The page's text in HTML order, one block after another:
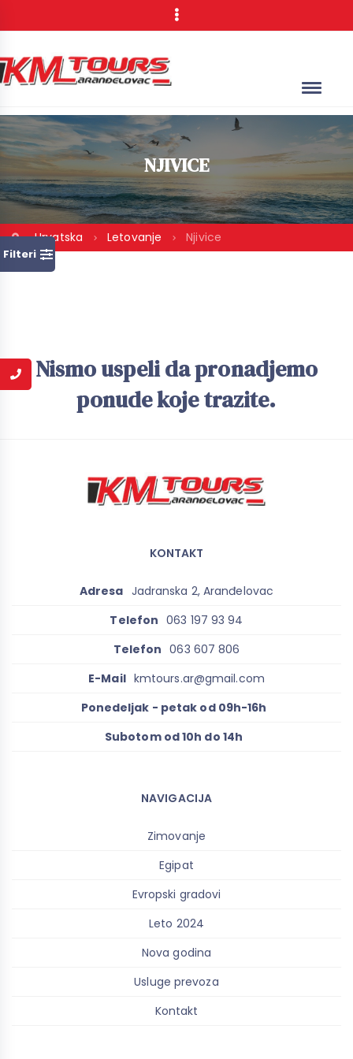
NJIVICE
Hrvatska Letovanje Njivice
Filteri
Nismo uspeli da pronadjemo
ponude koje trazite.
KONTAKT
Adresa Jadranska 2, Aranđelovac
Telefon 063 197 93 94
Telefon 063 607 806
E-Mail kmtours.ar@gmail.com
Ponedeljak - petak od 09h-16h
Subotom od 10h do 14h
NAVIGACIJA
Zimovanje
Egipat
Evropski gradovi
Leto 2024
Nova godina
Usluge prevoza
Kontakt